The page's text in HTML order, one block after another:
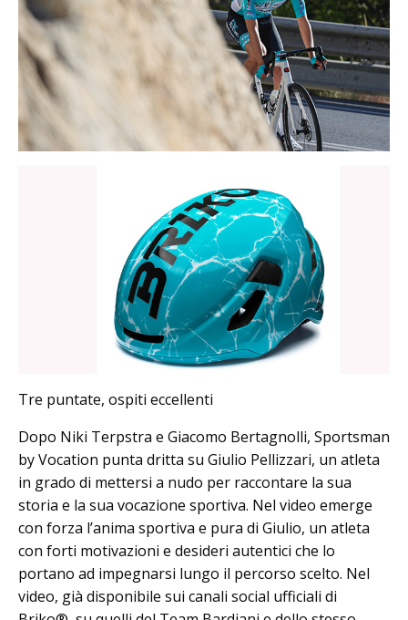
Tre puntate, ospiti eccellenti
Dopo Niki Terpstra e Giacomo Bertagnolli, Sportsman
by Vocation punta dritta su Giulio Pellizzari, un atleta
in grado di mettersi a nudo per raccontare la sua
storia e la sua vocazione sportiva. Nel video emerge
con forza l’anima sportiva e pura di Giulio, un atleta
con forti motivazioni e desideri autentici che lo
portano ad impegnarsi lungo il percorso scelto. Nel
video, già disponibile sui canali social ufficiali di